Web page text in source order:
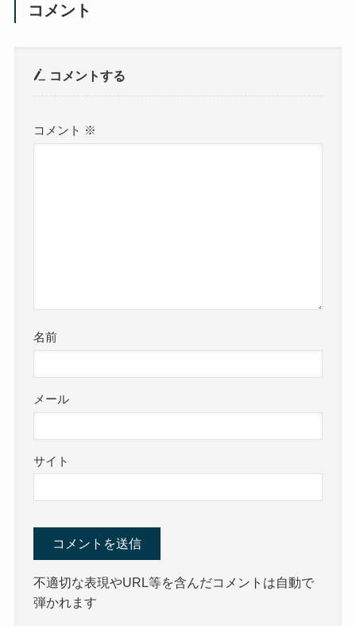
コメント
コメントする
コメント ※
名前
メール
サイト
不適切な表現やURL等を含んだコメントは自動で
弾かれます